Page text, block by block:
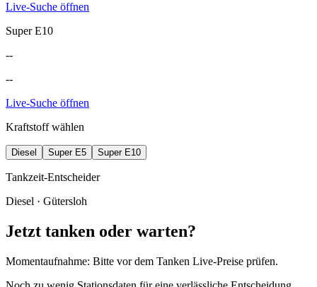
Live-Suche öffnen
Super E10
--
--
Live-Suche öffnen
Kraftstoff wählen
Diesel Super E5 Super E10
Tankzeit-Entscheider
Diesel · Gütersloh
Jetzt tanken oder warten?
Momentaufnahme: Bitte vor dem Tanken Live-Preise prüfen.